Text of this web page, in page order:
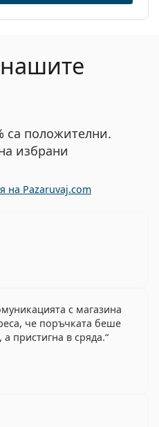
са положителни.
избрани
на Pazaruvaj.com
с магазина
че поръчката беше
пристигна в сряда.